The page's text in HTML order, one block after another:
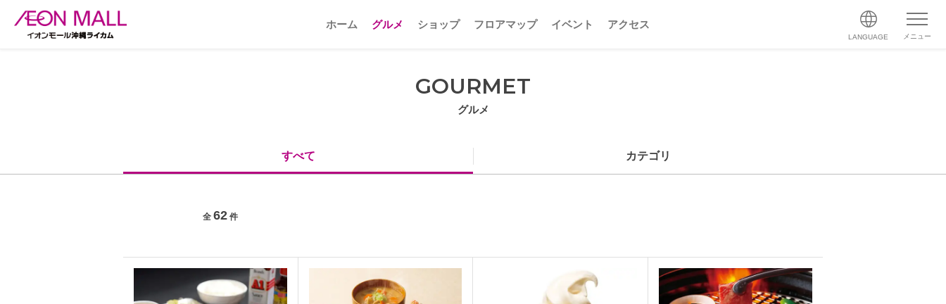
ホーム グルメ ショップ フロアマップ イベント アクセス
LANGUAGE メニュー
GOURMET
グルメ
すべて カテゴリ
全 62 件